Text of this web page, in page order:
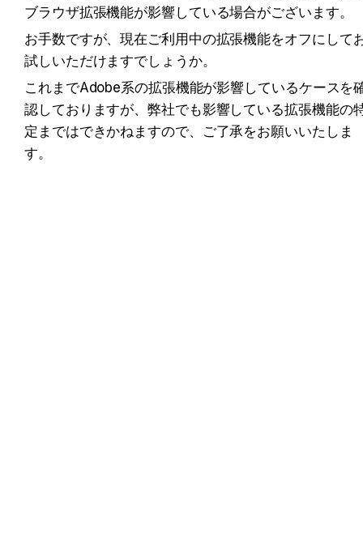
ブラウザ拡張機能が影響している場合がございます。
お手数ですが、現在ご利用中の拡張機能をオフにして
試しいただけますでしょうか。
これまでAdobe系の拡張機能が影響しているケースを
認しておりますが、弊社でも影響している拡張機能の
定まではできかねますので、ご了承をお願いいたしま
す。